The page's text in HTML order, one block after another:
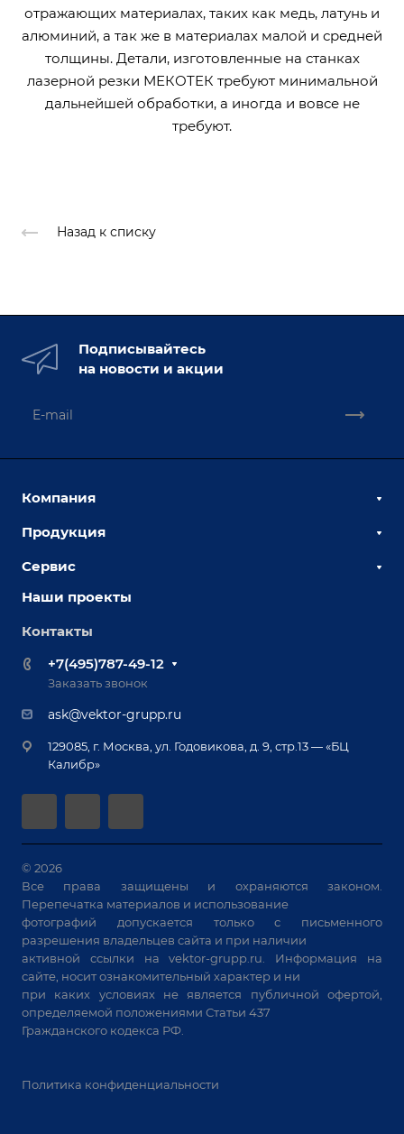
отражающих материалах, таких как медь, латунь и
алюминий, а так же в материалах малой и средней
толщины. Детали, изготовленные на станках
лазерной резки МЕКОТЕК требуют минимальной
дальнейшей обработки, а иногда и вовсе не
требуют.
Назад к списку
Подписывайтесь
на новости и акции
Компания
О компании
Выставки и мероприятия
Вопрос ответ
Реквизиты
Документы
Продукция
Сборочно-сварочные столы
Оснастка для сварочных столов
Оборудование для приварки крепежа
Приварной крепеж
Специализированные решения для сварки
Позиционеры и вращатели
Машины контактной сварки
Универсальные зажимы
Системы аспирации
Станки лазерной резки
Решения для учебных заведений
Сервис
Сервисное обслуживание
Обучение
Лизинг
Гарантия
автоматизации
Наши проекты
Контакты
+7(495)787-49-12
Заказать звонок
ask@vektor-grupp.ru
129085, г. Москва, ул. Годовикова, д. 9, стр.13 — «БЦ
Калибр»
© 2026
Все права защищены и охраняются законом.
Перепечатка материалов и использование
фотографий допускается только с письменного
разрешения владельцев сайта и при наличии
активной ссылки наvektor-grupp.ru. Информация на
сайте, носит ознакомительный характер и ни
при каких условиях не является публичной офертой,
определяемой положениями Статьи 437
Гражданского кодекса РФ.
Политика конфиденциальности